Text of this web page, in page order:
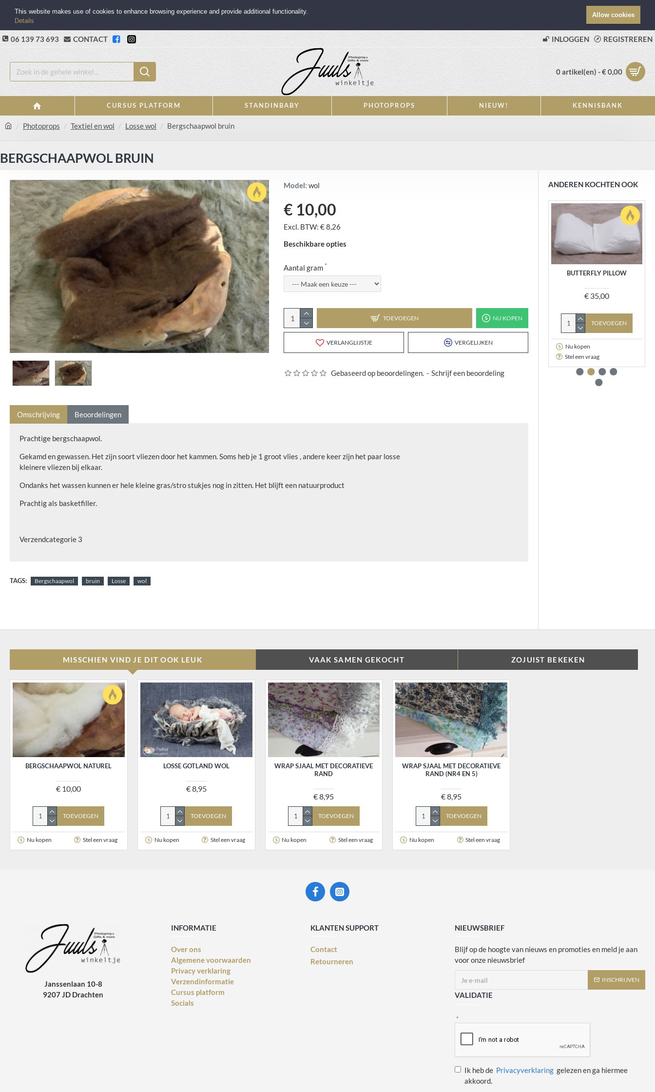
06 139 73 693 CONTACT INLOGGEN REGISTREREN
0 artikel(en) - € 0,00
CURSUS PLATFORM STANDINBABY PHOTOPROPS NIEUW! KENNISBANK
Photoprops Textiel en wol Losse wol Bergschaapwol bruin
BERGSCHAAPWOL BRUIN
Model: wol
Gebaseerd op beoordelingen. - Schrijf een beoordeling
€ 10,00
Excl. BTW: € 8,26
Beschikbare opties
Aantal gram
TOEVOEGEN NU KOPEN
VERLANGLIJSTJE VERGELIJKEN
Omschrijving Beoordelingen
Prachtige bergschaapwol.
Gekamd en gewassen. Het zijn soort vliezen door het kammen. Soms heb je 1 groot vlies , andere keer zijn het paar losse
kleinere vliezen bij elkaar.
Ondanks het wassen kunnen er hele kleine gras/stro stukjes nog in zitten. Het blijft een natuurproduct
Prachtig als basketfiller.
Verzendcategorie 3
TAGS: Bergschaapwol bruin Losse wol
ANDEREN KOCHTEN OOK
TOEVOEGEN
Nu kopen
BUTTERFLY PILLOW
€ 35,00
TOEVOEGEN
Nu kopen
Stel een vraag
MISSCHIEN VIND JE DIT OOK LEUK VAAK SAMEN GEKOCHT ZOJUIST BEKEKEN
BERGSCHAAPWOL NATUREL
€ 10,00
TOEVOEGEN
Nu kopen Stel een vraag
LOSSE GOTLAND WOL
€ 8,95
TOEVOEGEN
Nu kopen Stel een vraag
WRAP SJAAL MET DECORATIEVE
RAND
€ 8,95
TOEVOEGEN
Nu kopen Stel een vraag
WRAP SJAAL MET DECORATIEVE
RAND (NR4 EN 5)
€ 8,95
TOEVOEGEN
Nu kopen Stel een vraag
Janssenlaan 10-8
9207 JD Drachten
INFORMATIE
Over ons
Algemene voorwaarden
Privacy verklaring
Verzendinformatie
Cursus platform
Socials
KLANTEN SUPPORT
Contact
Retourneren
NIEUWSBRIEF
Blijf op de hoogte van nieuws en promoties en meld je aan
voor onze nieuwsbrief
INSCHRIJVEN
VALIDATIE
Ik heb de Privacyverklaring gelezen en ga hiermee
akkoord.
This website makes use of cookies to enhance browsing experience and provide additional functionality.
Details
Allow cookies